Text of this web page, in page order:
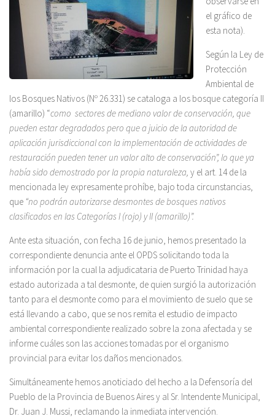
el gráfico de
esta nota).
Según la Ley de
Protección
Ambiental de
los Bosques Nativos (Nº 26.331) se cataloga a los bosque categoría II
(amarillo) “como sectores de mediano valor de conservación, que
pueden estar degradados pero que a juicio de la autoridad de
aplicación jurisdiccional con la implementación de actividades de
restauración pueden tener un valor alto de conservación”, lo que ya
había sido demostrado por la propia naturaleza, y el art. 14 de la
mencionada ley expresamente prohíbe, bajo toda circunstancias,
que “no podrán autorizarse desmontes de bosques nativos
clasificados en las Categorías I (rojo) y II (amarillo)”.
Ante esta situación, con fecha 16 de junio, hemos presentado la
correspondiente denuncia ante el OPDS solicitando toda la
información por la cual la adjudicataria de Puerto Trinidad haya
estado autorizada a tal desmonte, de quien surgió la autorización
tanto para el desmonte como para el movimiento de suelo que se
está llevando a cabo, que se nos remita el estudio de impacto
ambiental correspondiente realizado sobre la zona afectada y se
informe cuáles son las acciones tomadas por el organismo
provincial para evitar los daños mencionados.
Simultáneamente hemos anoticiado del hecho a la Defensoría del
Pueblo de la Provincia de Buenos Aires y al Sr. Intendente Municipal,
Dr. Juan J. Mussi, reclamando la inmediata intervención.